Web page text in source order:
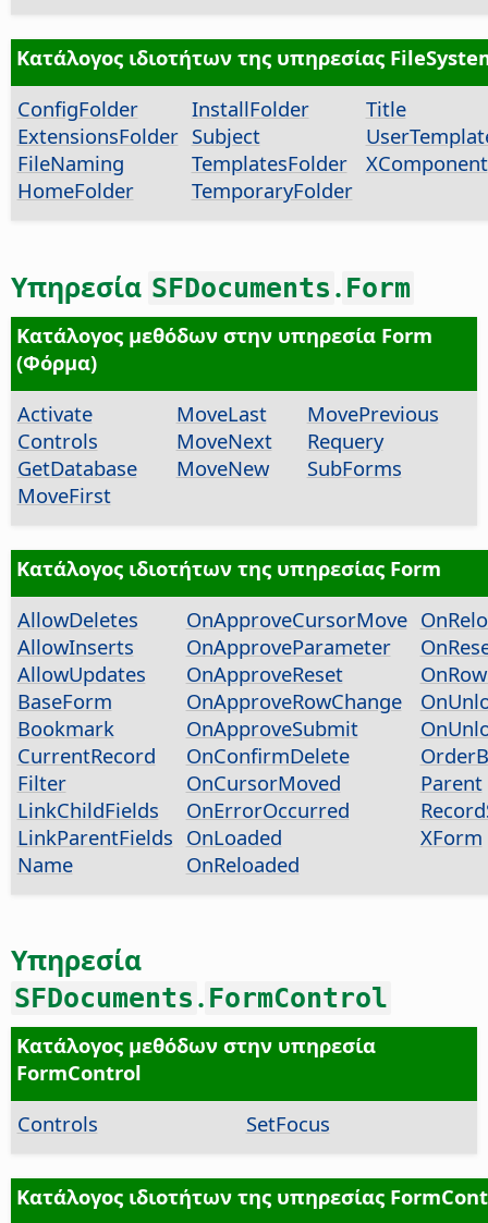
Κατάλογος ιδιοτήτων της υπηρεσίας
ConfigFolder
ExtensionsFolder
FileNaming
HomeFolder
InstallFolder
Subject
TemplatesFolder
TemporaryFolder
Title
XComponent
Υπηρεσία SFDocuments . Form
Κατάλογος μεθόδων στην υπηρεσία Form
(Φόρμα)
Activate
Controls
GetDatabase
MoveFirst
MoveLast
MoveNext
MoveNew
MovePrevious
Requery
SubForms
Κατάλογος ιδιοτήτων της υπηρεσίας Form
AllowDeletes
AllowInserts
AllowUpdates
BaseForm
Bookmark
CurrentRecord
Filter
LinkChildFields
LinkParentFields
Name
OnApproveCursorMove
OnApproveParameter
OnApproveReset
OnApproveRowChange
OnApproveSubmit
OnConfirmDelete
OnCursorMoved
OnErrorOccurred
OnLoaded
OnReloaded
Parent
XForm
Υπηρεσία
SFDocuments . FormControl
Κατάλογος μεθόδων στην υπηρεσία
FormControl
Controls
SetFocus
Κατάλογος ιδιοτήτων της υπηρεσίας